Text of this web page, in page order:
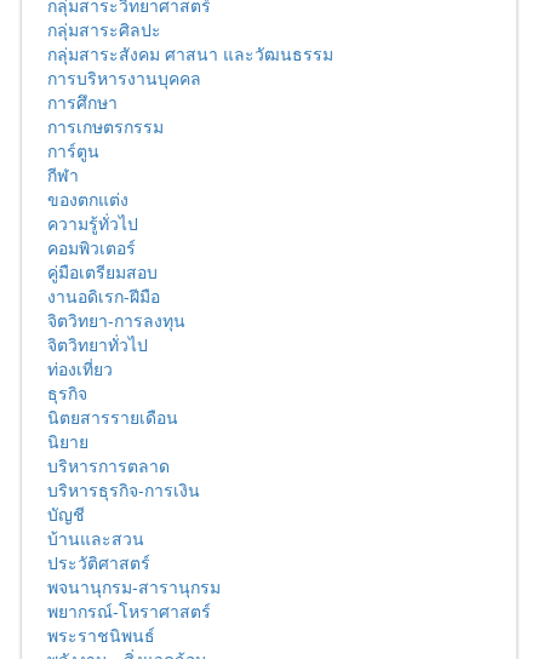
กลุ่มสาระวิทยาศาสตร์
กลุ่มสาระศิลปะ
กลุ่มสาระสังคม ศาสนา และวัฒนธรรม
การบริหารงานบุคคล
การศึกษา
การเกษตรกรรม
การ์ตูน
กีฬา
ของตกแต่ง
ความรู้ทั่วไป
คอมพิวเตอร์
คู่มือเตรียมสอบ
งานอดิเรก-ฝีมือ
จิตวิทยา-การลงทุน
จิตวิทยาทั่วไป
ท่องเที่ยว
ธุรกิจ
นิตยสารรายเดือน
นิยาย
บริหารการตลาด
บริหารธุรกิจ-การเงิน
บัญชี
บ้านและสวน
ประวัติศาสตร์
พจนานุกรม-สารานุกรม
พยากรณ์-โหราศาสตร์
พระราชนิพนธ์